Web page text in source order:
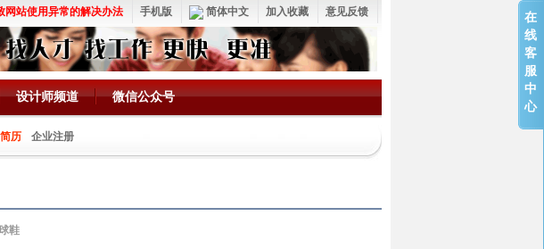
意见反馈
加入收藏
简体中文
手机版
网站使用异常的解决办法
设计师频道 微信公众号
历 企业注册
鞋
在
线
客
服
中
心